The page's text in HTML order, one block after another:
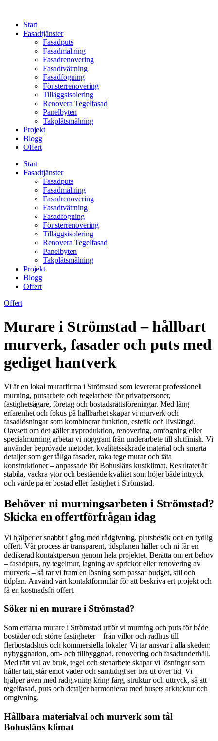
contentStart
Fasadtjänster
Fasadputs
Fasadmålning
Fasadrenovering
Fasadtvättning
Fasadfogning
Fönsterrenovering
Tilläggsisolering
Renovera Tegelfasad
Panelbyten
Takplåtsmålning
Projekt
Blogg
Offert
Start
Fasadtjänster
Fasadputs
Fasadmålning
Fasadrenovering
Fasadtvättning
Fasadfogning
Fönsterrenovering
Tilläggsisolering
Renovera Tegelfasad
Panelbyten
Takplåtsmålning
Projekt
Blogg
Offert
Offert
Murare i Strömstad – hållbart
murverk, fasader och puts med
gediget hantverk
Vi är en lokal murarfirma i Strömstad som levererar professionell
murning, putsarbete och tegelarbete för privatpersoner,
fastighetsägare, företag och bostadsrättsföreningar. Med lång
erfarenhet och fokus på hållbarhet skapar vi murverk och
fasadlösningar som kombinerar funktion, estetik och livslängd.
Oavsett om det gäller nyproduktion, renovering, omfogning eller
specialmurning arbetar vi noggrant från underarbete till slutfinish. Vi
använder beprövade metoder, kvalitetssäkrade material och smarta
detaljer som ger tåliga fasader, raka tegelmurar och täta
konstruktioner – anpassade för Bohusläns kustklimat. Resultatet är
stabila, vackra ytor och bestående kvalitet som höjer både intryck
och värde på er bostad eller fastighet i Strömstad.
Behöver ni murningsarbeten i Strömstad?
Skicka en offertförfrågan idag
Vi hjälper er snabbt i gång med rådgivning, platsbesök och en tydlig
offert. Vår process är transparent, tidsplanen håller och ni får en
dedikerad kontaktperson genom hela projektet. Berätta om ert behov
– fasadputs, ny tegelmur, lagning av sprickor eller renovering av
murverk – så tar vi fram en lösning som passar budget, stil och
tidplan. Använd vårt kontaktformulär för att beskriva ert projekt och
få en kostnadsfri offert.
Söker ni en murare i Strömstad?
Som erfarna murare i Strömstad utför vi murning och puts för både
bostäder och större fastigheter – från villor och radhus till
flerbostadshus och kommersiella lokaler. Vi tar ansvar i alla skeden:
nybyggnation, om- och tillbyggnad, renovering och fasadunderhåll.
Med rätt val av bruk, tegel och stenarbete skapar vi lösningar som
håller tätt, står emot väder och samtidigt ser bra ut över tid. Vi
hjälper även med rådgivning kring färg, struktur och uttryck, så att
tegelfasad, puts och detaljer harmonierar med husets arkitektur och
omgivning.
Hållbara materialval och murverk som tål
Bohusläns klimat